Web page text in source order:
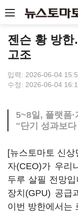
젠슨 황 방
고조
입력: 2026-06-04
수정: 2026-06-04
5~8일, 플랫폼
"단기 성과보
[뉴스토마토 신
자(CEO)가 우리
두루 살필 전망
장치(GPU) 공급
이번 방한에서는